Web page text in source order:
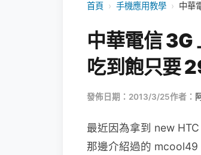
首頁 › 手機應用教學 › 中華
中華電信 3G
吃到飽只要
發佈日期：2013/3/25作者：
最近因為拿到 new
那邊介紹過的 mcool49